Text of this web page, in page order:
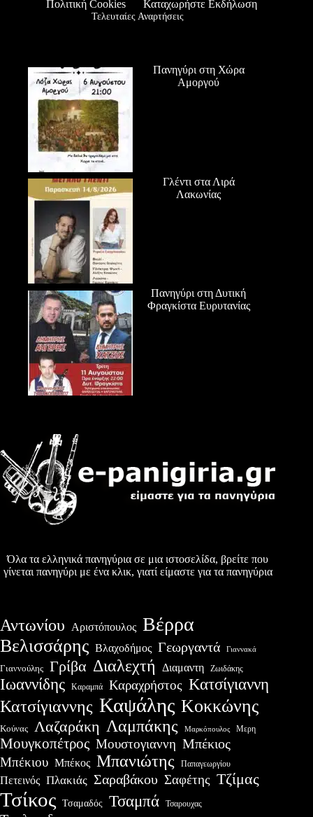
Πολιτική Cookies
Καταχωρήστε Εκδήλωση
Τελευταίες Αναρτήσεις
Πανηγύρι στη Χώρα
Αμοργού
Γλέντι στα Λιρά
Λακωνίας
Πανηγύρι στη Δυτική
Φραγκίστα Ευρυτανίας
Όλα τα ελληνικά πανηγύρια σε μια ιστοσελίδα, βρείτε που
γίνεται πανηγύρι με ένα κλικ, γιατί είμαστε για τα πανηγύρια
Αντωνίου Αριστόπουλος Βέρρα
Βελισσάρης Βλαχοδήμος Γεωργαντά Γιαννακά
Γιαννούλης Γρίβα Διαλεχτή Διαμαντη Ζωιδάκης
Ιωαννίδης Καραμπά Καραχρήστος Κατσίγιαννη
Κατσίγιαννης Καψάλης Κοκκώνης
Κούνας Λαζαράκη Λαμπάκης Μαρκόπουλος Μερη
Μουγκοπέτρος Μουστογιαννη Μπέκιος
Μπέκιου Μπέκος Μπανιώτης Παπαγεωργίου
Πετεινός Πλακιάς Σαραβάκου Σαφέτης Τζίμας
Τσίκος Τσαμαδός Τσαμπά Τσαρουχας